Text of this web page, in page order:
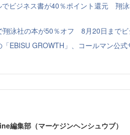
ビジネス書が40％ポイント還元 翔
翔泳社の本が50％オフ 8月20日まで
EBISU GROWTH」、コールマン公
編集部（マーケジンヘンシュウブ）